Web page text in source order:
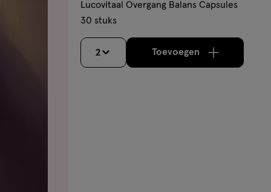
Lucovitaal Overgang Balans Capsules
30 stuks
2 Toevoegenverhoog aantal